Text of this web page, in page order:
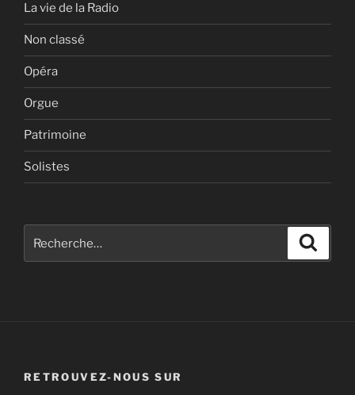
La vie de la Radio
Non classé
Opéra
Orgue
Patrimoine
Solistes
pour
RETROUVEZ-NOUS SUR